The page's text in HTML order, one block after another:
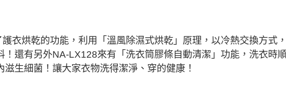
衣烘乾的功能，利用「溫風除濕式烘乾」原理，以冷熱交換方式
！還有另外NA-LX128來有「洗衣筒膠條自動清潔」功能，洗衣時
生細菌！讓大家衣物洗得潔淨、穿的健康！